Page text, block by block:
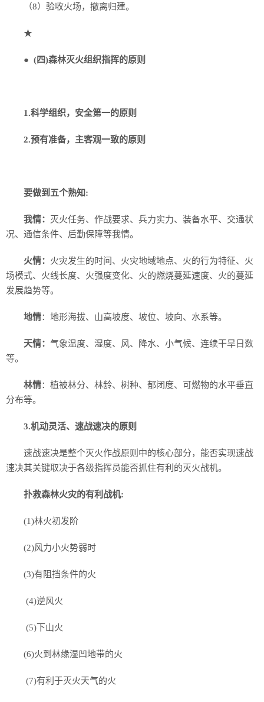
（8）验收火场，撤离归建。
★
● (四)森林灭火组织指挥的原则
1.科学组织，安全第一的原则
2.预有准备，主客观一致的原则
要做到五个熟知:
我情：
灭火任务、作战要求、兵力实力、装备水平、交通状
况、通信条件、后勤保障等我情。
火情： 火灾发生的时间、火灾地域地点、火的行为特征、火
场模式、火线长度、火强度变化、火的燃烧蔓延速度、火的蔓延
发展趋势等。
地情：地形海拔、山高坡度、坡位、坡向、水系等。
天情： 气象温度、湿度、风、降水、小气候、连续干旱日数
等。
林情：植被林分、林龄、树种、郁闭度、可燃物的水平垂直
分布等。
3.机动灵活、速战速决的原则
速战速决是整个灭火作战原则中的核心部分，能否实现速战
速决其关键取决于各级指挥员能否抓住有利的灭火战机。
扑救森林火灾的有利战机:
(1)林火初发阶
(2)风力小火势弱时
(3)有阻挡条件的火
(4)逆风火
(5)下山火
(6)火到林缘湿凹地带的火
(7)有利于灭火天气的火